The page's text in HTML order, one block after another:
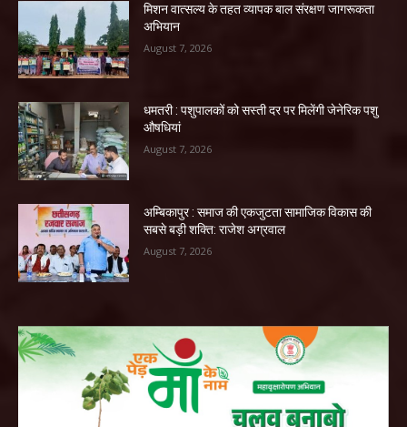
मिशन वात्सल्य के तहत व्यापक बाल संरक्षण जागरूकता
अभियान
August 7, 2026
धमतरी : पशुपालकों को सस्ती दर पर मिलेंगी जेनेरिक पशु
औषधियां
August 7, 2026
अम्बिकापुर : समाज की एकजुटता सामाजिक विकास की
सबसे बड़ी शक्ति: राजेश अग्रवाल
August 7, 2026